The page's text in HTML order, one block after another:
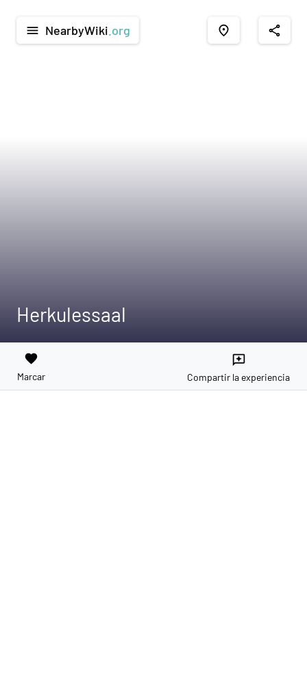
menu NearbyWiki .org place share
Herkulessaal
favorite
Marcar
reviews
Compartir la experiencia